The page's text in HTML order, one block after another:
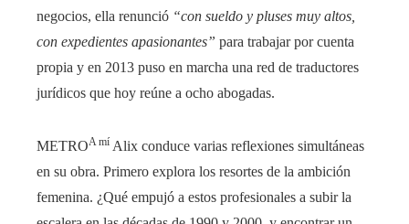
negocios, ella renunció “con sueldo y pluses muy altos,
con expedientes apasionantes” para trabajar por cuenta
propia y en 2013 puso en marcha una red de traductores
jurídicos que hoy reúne a ocho abogadas.
METROA mí Alix conduce varias reflexiones simultáneas
en su obra. Primero explora los resortes de la ambición
femenina. ¿Qué empujó a estos profesionales a subir la